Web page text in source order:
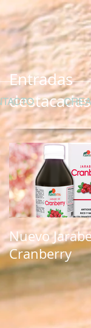
Entradas
destacadas
Nuevo
Cranberry